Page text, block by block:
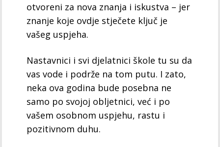
otvoreni za nova znanja i iskustva – jer
znanje koje ovdje stječete ključ je
vašeg uspjeha.
Nastavnici i svi djelatnici škole tu su da
vas vode i podrže na tom putu. I zato,
neka ova godina bude posebna ne
samo po svojoj obljetnici, već i po
vašem osobnom uspjehu, rastu i
pozitivnom duhu.